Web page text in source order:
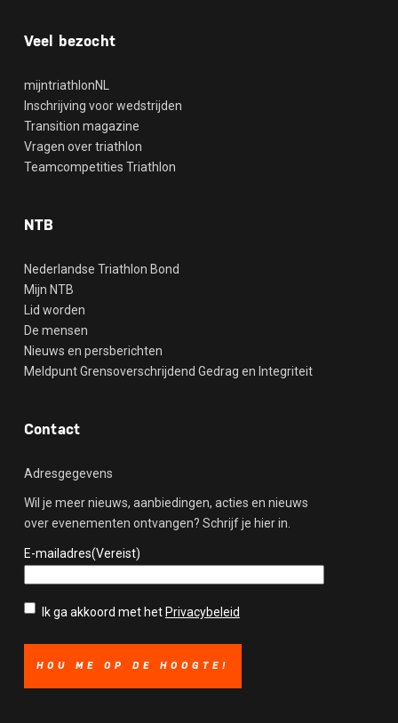
Veel bezocht
mijntriathlonNL
Inschrijving voor wedstrijden
Transition magazine
Vragen over triathlon
Teamcompetities Triathlon
NTB
Nederlandse Triathlon Bond
Mijn NTB
Lid worden
De mensen
Nieuws en persberichten
Meldpunt Grensoverschrijdend Gedrag en Integriteit
Contact
Adresgegevens
Wil je meer nieuws, aanbiedingen, acties en nieuws
over evenementen ontvangen? Schrijf je hier in.
E-mailadres(Vereist)
Privacybeleid(Vereist)
Ik ga akkoord met het Privacybeleid